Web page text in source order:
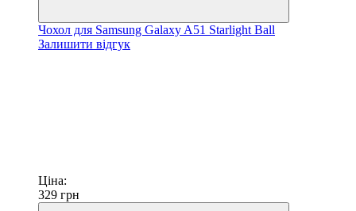
Чохол для Samsung Galaxy A51 Starlight Ball
Залишити відгук
Ціна:
329 грн